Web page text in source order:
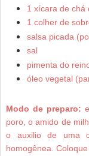
1 xícara de chá
1 colher de
salsa picada
sal
pimenta do
óleo vegetal
Modo de preparo: e
poro, o amido de
o auxilio de uma
homogênea.